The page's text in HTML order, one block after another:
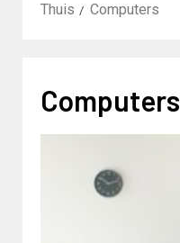
Thuis Computers
Computers